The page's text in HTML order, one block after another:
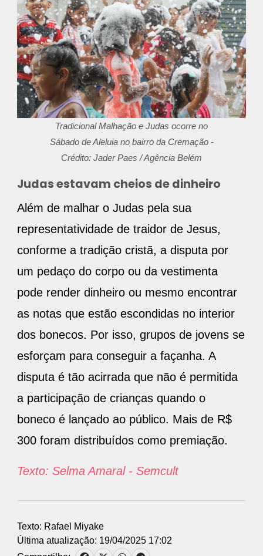
Tradicional Malhação e Judas ocorre no
Sábado de Aleluia no bairro da Cremação -
Crédito: Jader Paes / Agência Belém
Judas estavam cheios de dinheiro
Além de malhar o Judas pela sua
representatividade de traidor de Jesus,
conforme a tradição cristã, a disputa por
um pedaço do corpo ou da vestimenta
pode render dinheiro ou mesmo encontrar
as notas que estão escondidas no interior
dos bonecos. Por isso, grupos de jovens se
esforçam para conseguir a façanha. A
disputa é tão acirrada que não é permitida
a participação de crianças quando o
boneco é lançado ao público. Mais de R$
300 foram distribuídos como premiação.
Texto: Selma Amaral - Semcult
Texto: Rafael Miyake
Última atualização: 19/04/2025 17:02